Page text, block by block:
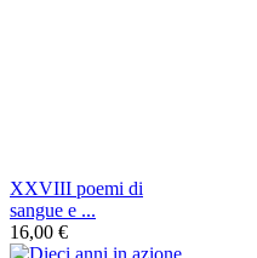
XXVIII poemi di
sangue e ...
16,00 €